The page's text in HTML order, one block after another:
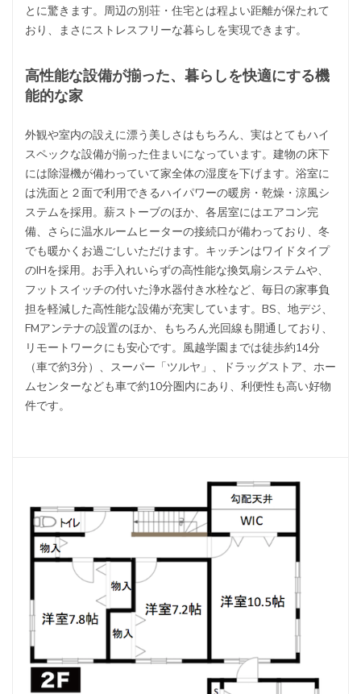
とに驚きます。周辺の別荘・住宅とは程よい距離が保たれて
おり、まさにストレスフリーな暮らしを実現できます。
高性能な設備が揃った、暮らしを快適にする機
能的な家
外観や室内の設えに漂う美しさはもちろん、実はとてもハイ
スペックな設備が揃った住まいになっています。建物の床下
には除湿機が備わっていて家全体の湿度を下げます。浴室に
は洗面と２面で利用できるハイパワーの暖房・乾燥・涼風シ
ステムを採用。薪ストーブのほか、各居室にはエアコン完
備、さらに温水ルームヒーターの接続口が備わっており、冬
でも暖かくお過ごしいただけます。キッチンはワイドタイプ
のIHを採用。お手入れいらずの高性能な換気扇システムや、
フットスイッチの付いた浄水器付き水栓など、毎日の家事負
担を軽減した高性能な設備が充実しています。BS、地デジ、
FMアンテナの設置のほか、もちろん光回線も開通しており、
リモートワークにも安心です。風越学園までは徒歩約14分
（車で約3分）、スーパー「ツルヤ」、ドラッグストア、ホー
ムセンターなども車で約10分圏内にあり、利便性も高い好物
件です。